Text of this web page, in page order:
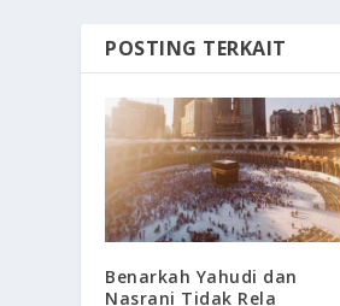
POSTING TERKAIT
Benarkah Yahudi dan
Nasrani Tidak Rela